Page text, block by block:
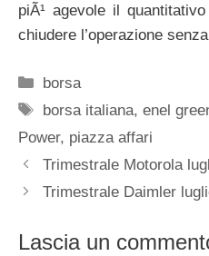
piÃ¹ agevole il
chiudere l’operazione
Categorie
borsa
Tag
borsa italiana,enel
Power, piazza affari
Trimestrale Motorola
Trimestrale Daimler
Lascia un